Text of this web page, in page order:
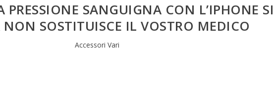
PRESSIONE SANGUIGNA CON L’IPHONE SI
SOSTITUISCE IL VOSTRO MEDICO
Accessori Vari